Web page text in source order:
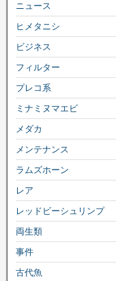
ニュース
ヒメタニシ
ビジネス
フィルター
プレコ系
ミナミヌマエビ
メダカ
メンテナンス
ラムズホーン
レア
レッドビーシュリンプ
両生類
事件
古代魚